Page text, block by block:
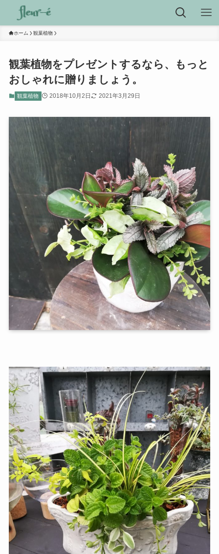
ホーム 観葉植物
観葉植物をプレゼントするなら、もっと
おしゃれに贈りましょう。
観葉植物 2018年10月2日 2021年3月29日